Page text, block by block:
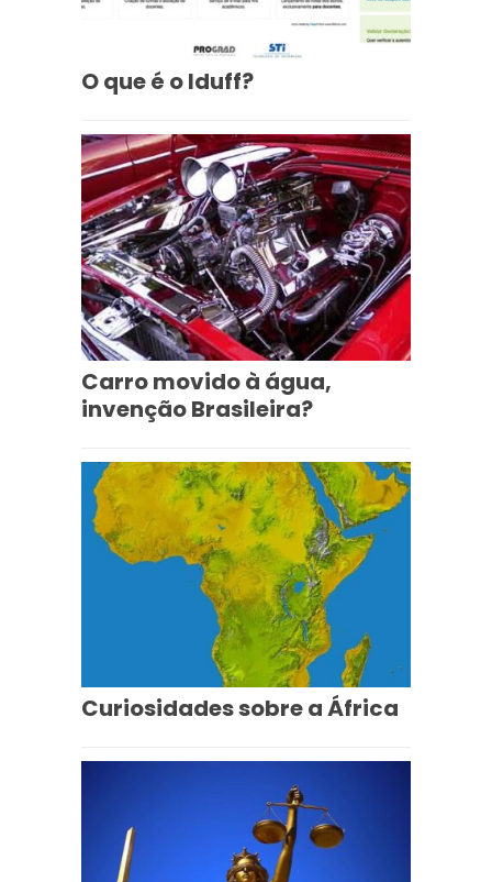
O que é o Iduff?
Carro movido à água,
invenção Brasileira?
Curiosidades sobre a África